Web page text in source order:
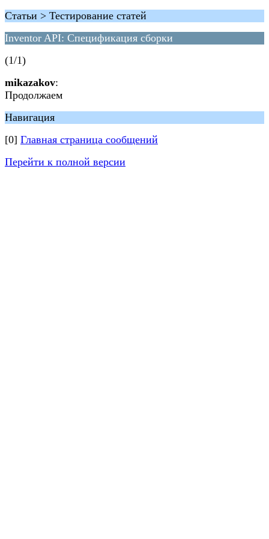
Статьи > Тестирование статей
Inventor API: Спецификация сборки
(1/1)
mikazakov:
Продолжаем
Навигация
[0] Главная страница сообщений
Перейти к полной версии